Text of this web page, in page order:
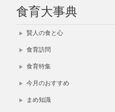
食育大事典
賢人の食と心
食育訪問
食育特集
今月のおすすめ
まめ知識